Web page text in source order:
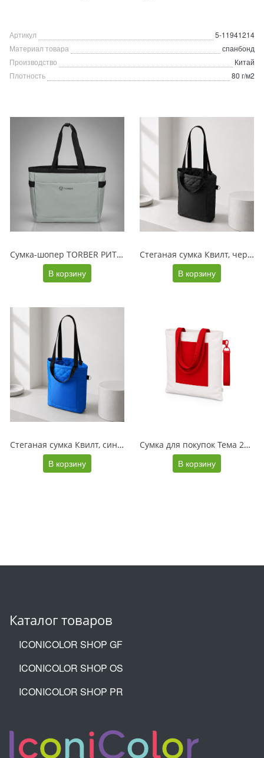
Артикул
5-11941214
Материал товара
спанбонд
Производство
Китай
Плотность
80 г/м2
Сумка-шопер TORBER РИТМ, серый, полиэстер 900D с PU покрытием, 41 х 18 х 35 см, 25 л
В корзину
Стеганая сумка Квилт, черный
В корзину
Стеганая сумка Квилт, синий
В корзину
Сумка для покупок Тема 280 г из переработанных материалов, натуральный/красный + ремувка
В корзину
Каталог товаров
ICONICOLOR SHOP GF
ICONICOLOR SHOP OS
ICONICOLOR SHOP PR